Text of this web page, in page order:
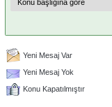
Yeni Mesaj Var
Yeni Mesaj Yok
Konu Kapatılmıştır